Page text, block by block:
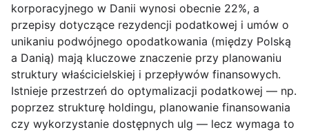
korporacyjnego w Danii wynosi obecnie 22%, a
przepisy dotyczące rezydencji podatkowej i umów o
unikaniu podwójnego opodatkowania (między Polską
a Danią) mają kluczowe znaczenie przy planowaniu
struktury właścicielskiej i przepływów finansowych.
Istnieje przestrzeń do optymalizacji podatkowej — np.
poprzez strukturę holdingu, planowanie finansowania
czy wykorzystanie dostępnych ulg — lecz wymaga to